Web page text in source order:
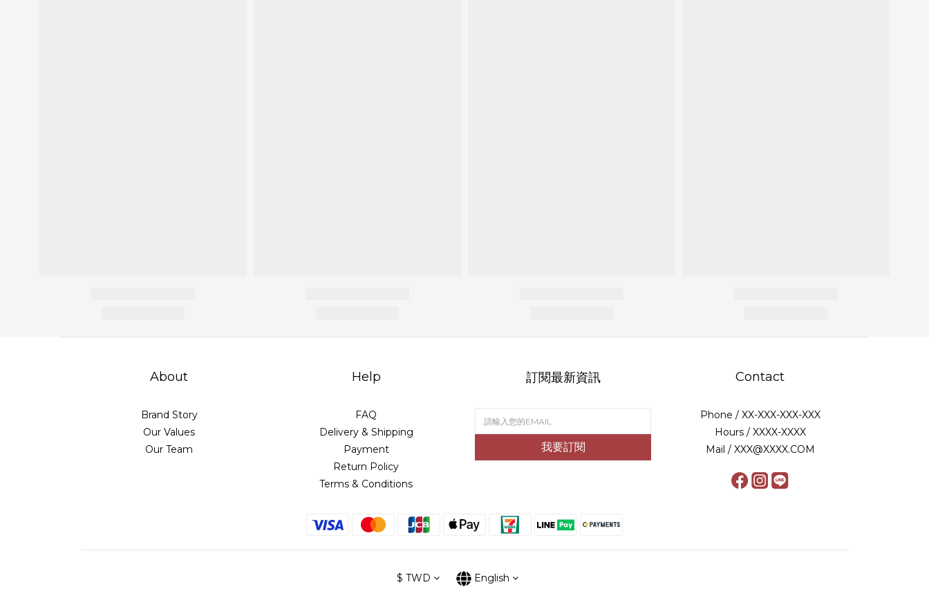
About
Brand Story
Our Values
Our Team
Help
FAQ
Delivery & Shipping
Payment
Return Policy
Terms & Conditions
訂閱最新資訊
我要訂閱
Contact
Phone / XX-XXX-XXX-XXX
Hours / XXXX-XXXX
Mail / XXX@XXXX.COM
$ TWD English